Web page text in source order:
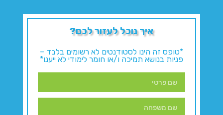
איך נוכל לעזור לכם?
*טופס זה הינו לסטודנטים לא רשומים בלבד –
פניות בנושא תמיכה ו/או חומר לימודי לא ייענו*